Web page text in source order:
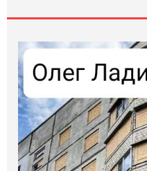
Книги
Переклади
Зв’язок
Галерея